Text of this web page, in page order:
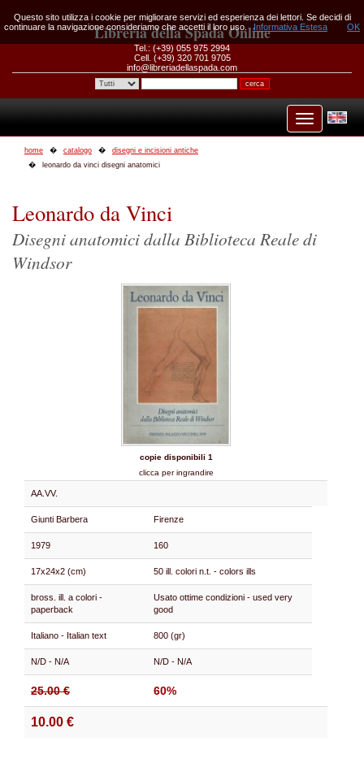
Libreria della Spada Online
Tel.: (+39) 055 975 2994
Cell. (+39) 320 701 9705
info@libreriadellaspada.com
home catalogo
disegni e incisioni antiche
leonardo da vinci disegni anatomici
Leonardo da Vinci
Disegni anatomici dalla Biblioteca Reale di
Windsor
copie disponibili 1
clicca per ingrandire
AA.VV.
Giunti Barbera Firenze
1979 160
17x24x2 (cm) 50 ill. colori n.t. - colors ills
bross. ill. a colori -
paperback
Usato ottime condizioni - used very
good
Italiano - Italian text 800 (gr)
N/D - N/A N/D - N/A
25.00 € 60%
10.00 €
Questo sito utilizza i cookie per migliorare servizi ed esperienza dei lettori. Se decidi di
continuare la navigazione consideriamo che accetti il loro uso.
Informativa Estesa OK